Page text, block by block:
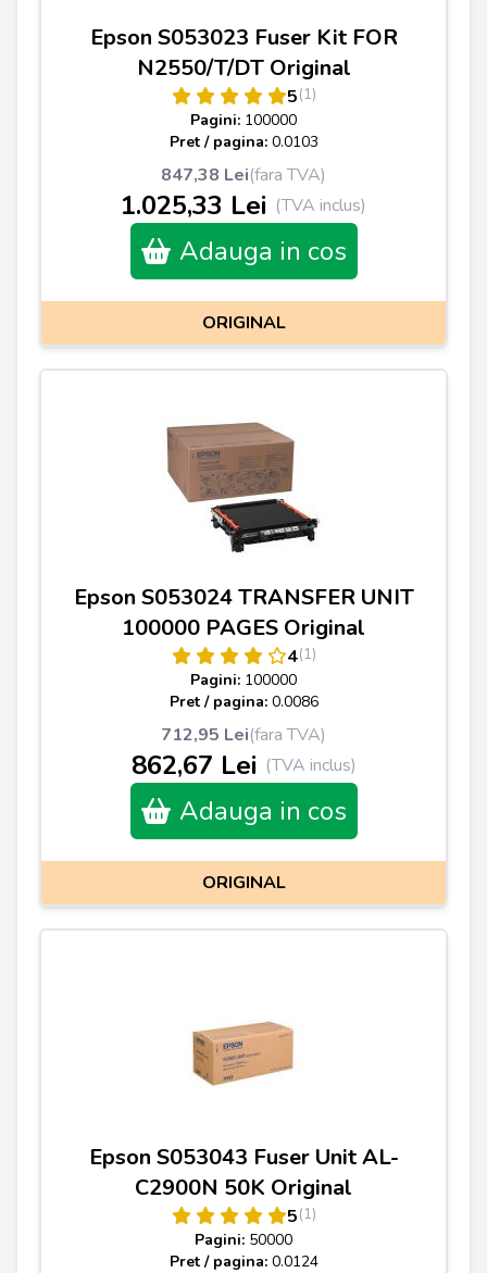
Epson S053023 Fuser Kit FOR
N2550/T/DT Original
5(1)
Pagini: 100000
Pret / pagina: 0.0103
847,38 Lei(fara TVA)
1.025,33 Lei (TVA inclus)
Adauga in cos
ORIGINAL
Epson S053024 TRANSFER UNIT
100000 PAGES Original
4(1)
Pagini: 100000
Pret / pagina: 0.0086
712,95 Lei(fara TVA)
862,67 Lei (TVA inclus)
Adauga in cos
ORIGINAL
Epson S053043 Fuser Unit AL-
C2900N 50K Original
5(1)
Pagini: 50000
Pret / pagina: 0.0124